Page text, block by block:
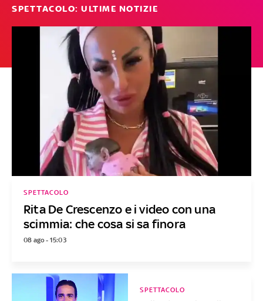
SPETTACOLO: ULTIME NOTIZIE
Rita De Crescenzo e i video con una
scimmia: che cosa si sa finora
SPETTACOLO
08 ago - 15:03
SPETTACOLO